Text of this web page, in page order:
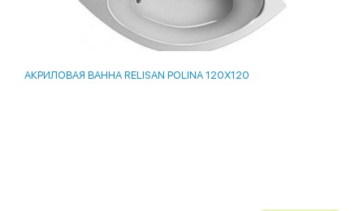
АКРИЛОВАЯ ВАННА RELISAN POLINA 120X120